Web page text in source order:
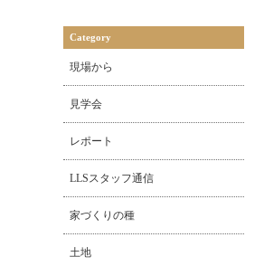
Category
現場から
見学会
レポート
LLSスタッフ通信
家づくりの種
土地